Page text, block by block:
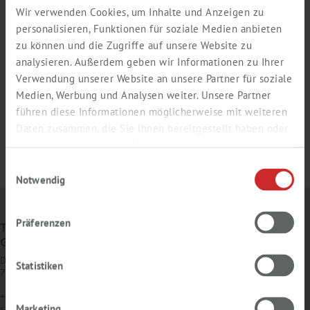
Wir verwenden Cookies, um Inhalte und Anzeigen zu
personalisieren, Funktionen für soziale Medien anbieten
zu können und die Zugriffe auf unsere Website zu
analysieren. Außerdem geben wir Informationen zu Ihrer
Verwendung unserer Website an unsere Partner für soziale
Medien, Werbung und Analysen weiter. Unsere Partner
führen diese Informationen möglicherweise mit weiteren
Daten zusammen, die Sie ihnen bereitgestellt haben oder
die sie im Rahmen Ihrer Nutzung der Dienste gesammelt
Notwendig
Präferenzen
Statistiken
TH. GEYER
GMBH & CO. KG
Dornierstr. 4–6
71272 Renningen
+49 7159 1637-0